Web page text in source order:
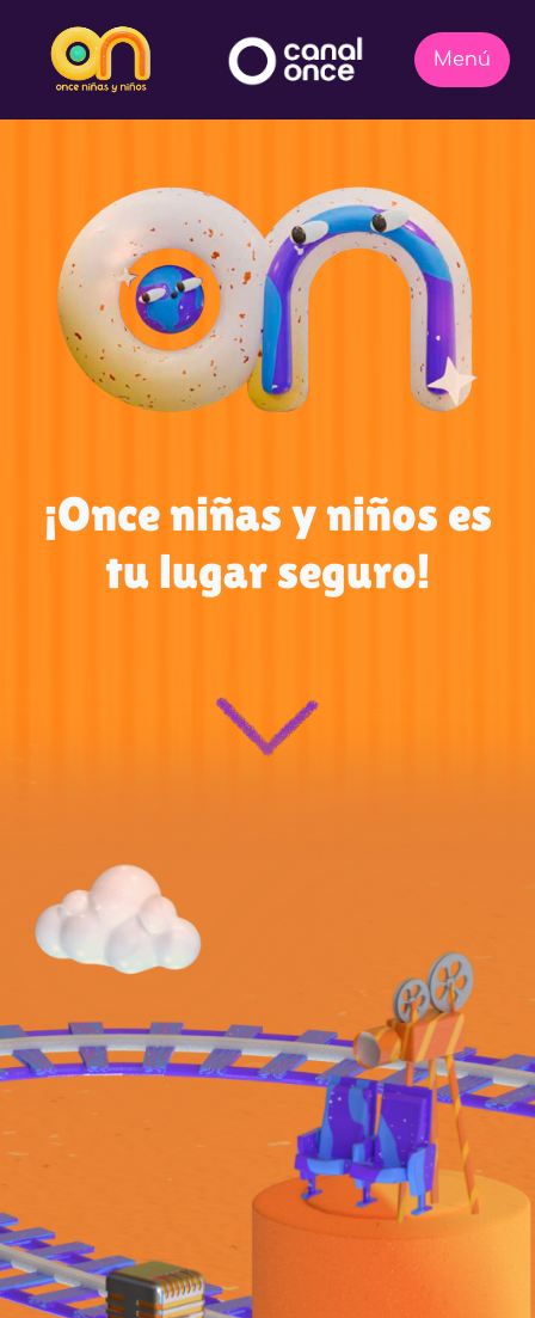
¡Once niñas y niños es
tu lugar seguro!